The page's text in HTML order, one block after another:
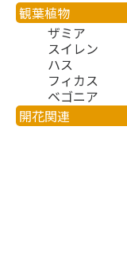
観葉植物
ザミア
スイレン
ハス
フィカス
ベゴニア
開花関連